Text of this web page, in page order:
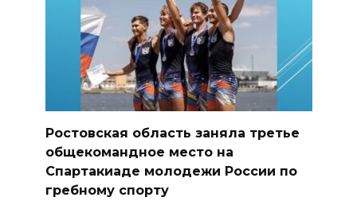
Ростовская область заняла третье
общекомандное место на
Спартакиаде молодежи России по
гребному спорту